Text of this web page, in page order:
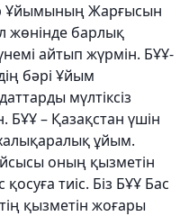
Ұйымының Жарғысын
жөнінде барлық
айтып жүрмін. БҰҰ-
бәрі Ұйым
мүлтіксіз
БҰҰ – Қазақстан үшін
ұйым.
оның қызметін
тиіс. Біз БҰҰ Бас
қызметін жоғары